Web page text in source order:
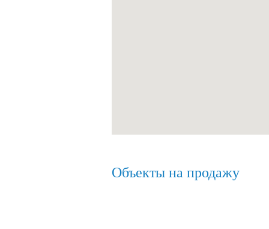
Объекты на продажу